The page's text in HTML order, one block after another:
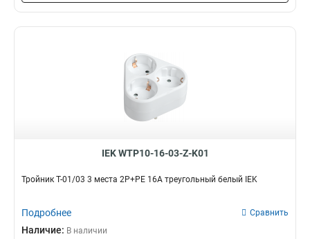
IEK WTP10-16-03-Z-K01
Тройник Т-01/03 3 места 2P+PE 16А треугольный белый IEK
Подробнее Сравнить
Наличие: В наличии